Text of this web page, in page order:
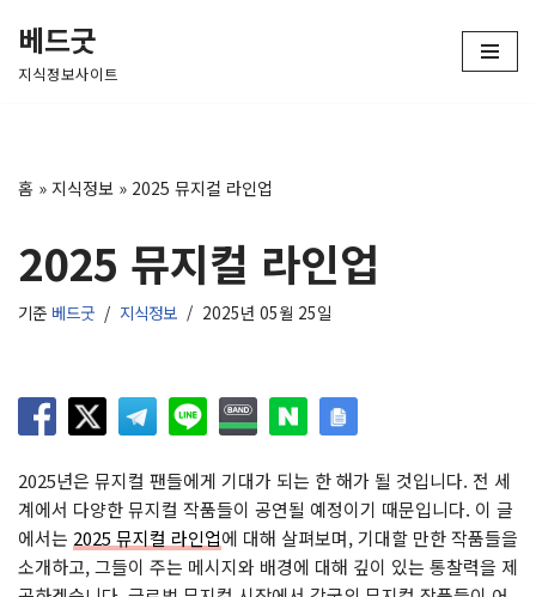
콘
건
기
베드굿
지식정보사이트
홈 » 지식정보 » 2025 뮤지컬 라인업
2025 뮤지컬 라인업
기준 베드굿 지식정보 2025년 05월 25일
2025년은 뮤지컬 팬들에게 기대가 되는 한 해가 될 것입니다. 전 세
계에서 다양한 뮤지컬 작품들이 공연될 예정이기 때문입니다. 이 글
에서는 2025 뮤지컬 라인업에 대해 살펴보며, 기대할 만한 작품들을
소개하고, 그들이 주는 메시지와 배경에 대해 깊이 있는 통찰력을 제